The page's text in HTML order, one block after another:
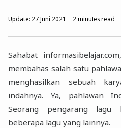
Update: 27 Juni 2021 2 minutes read
Sahabat
membahas salah satu
menghasilkan sebuah
indahnya. Ya, pahlawan
Seorang pengarang lagu
beberapa lagu yang lainnya.